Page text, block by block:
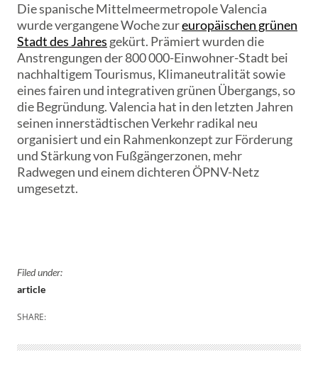
Die spanische Mittelmeermetropole Valencia
wurde vergangene Woche zureuropäischen grünen
Stadt des Jahres gekürt. Prämiert wurden die
Anstrengungen der 800 000-Einwohner-Stadt bei
nachhaltigem Tourismus, Klimaneutralität sowie
eines fairen und integrativen grünen Übergangs, so
die Begründung. Valencia hat in den letzten Jahren
seinen innerstädtischen Verkehr radikal neu
organisiert und ein Rahmenkonzept zur Förderung
und Stärkung von Fußgängerzonen, mehr
Radwegen und einem dichteren ÖPNV-Netz
umgesetzt.
Filed under:
article
SHARE: